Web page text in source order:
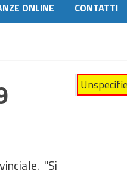
ONLINE CONTATTI
"Si